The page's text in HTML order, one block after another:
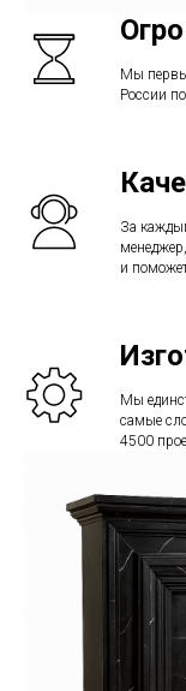
Мы
России
За
и
Мы
самые
4500